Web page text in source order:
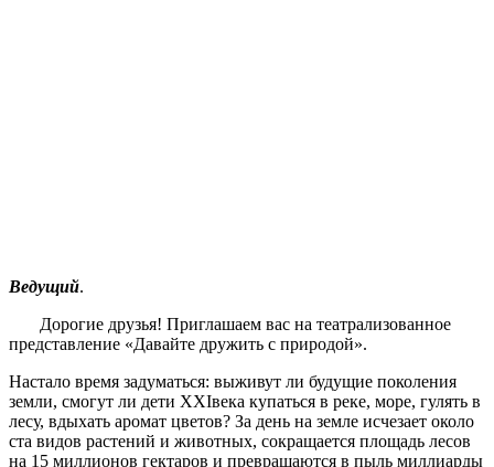
Ведущий.
Дорогие друзья! Приглашаем вас на театрализованное
представление «Давайте дружить с природой».
Настало время задуматься: выживут ли будущие поколения
земли, смогут ли дети XXIвека купаться в реке, море, гулять в
лесу, вдыхать аромат цветов? За день на земле исчезает около
ста видов растений и животных, сокращается площадь лесов
на 15 миллионов гектаров и превращаются в пыль миллиарды